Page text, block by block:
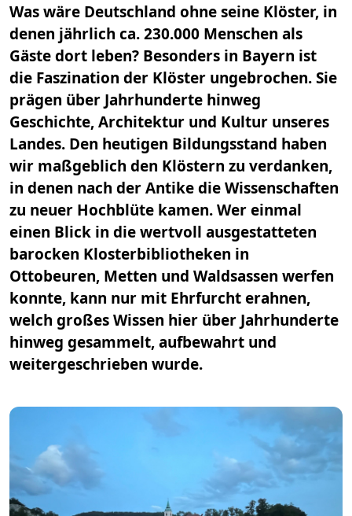
Was wäre Deutschland ohne seine Klöster, in
denen jährlich ca. 230.000 Menschen als
Gäste dort leben? Besonders in Bayern ist
die Faszination der Klöster ungebrochen. Sie
prägen über Jahrhunderte hinweg
Geschichte, Architektur und Kultur unseres
Landes. Den heutigen Bildungsstand haben
wir maßgeblich den Klöstern zu verdanken,
in denen nach der Antike die Wissenschaften
zu neuer Hochblüte kamen. Wer einmal
einen Blick in die wertvoll ausgestatteten
barocken Klosterbibliotheken in
Ottobeuren, Metten und Waldsassen werfen
konnte, kann nur mit Ehrfurcht erahnen,
welch großes Wissen hier über Jahrhunderte
hinweg gesammelt, aufbewahrt und
weitergeschrieben wurde.